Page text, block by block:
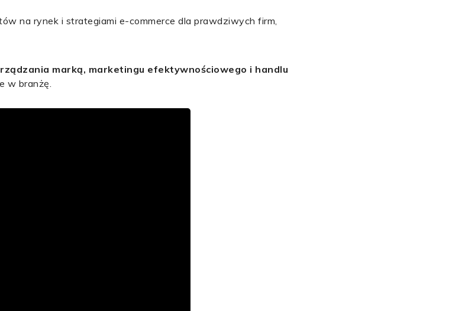
na rynek i strategiami e-commerce dla prawdziwych firm,
marką, marketingu efektywnościowego i handlu
w branżę.